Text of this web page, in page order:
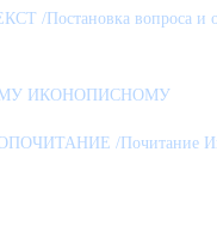
вопроса и
ИКОНОПИСНОМУ
/Почитание